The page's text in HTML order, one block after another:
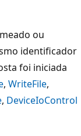
ou
identificador
foi iniciada
, WriteFile,
, DeviceIoControl